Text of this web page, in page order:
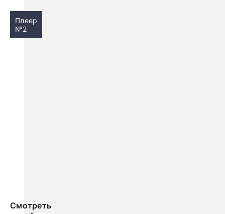
Плеер
№2
Смотреть